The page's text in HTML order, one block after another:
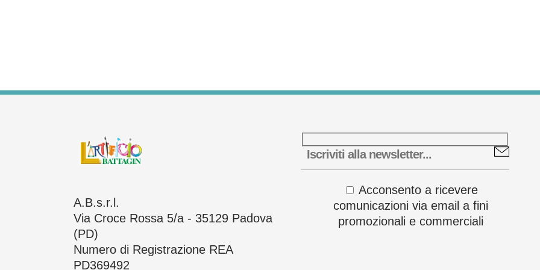
A.B.s.r.l.
Via Croce Rossa 5/a - 35129 Padova
(PD)
Numero di Registrazione REA
PD369492
Acconsento a ricevere
comunicazioni via email a fini
promozionali e commerciali